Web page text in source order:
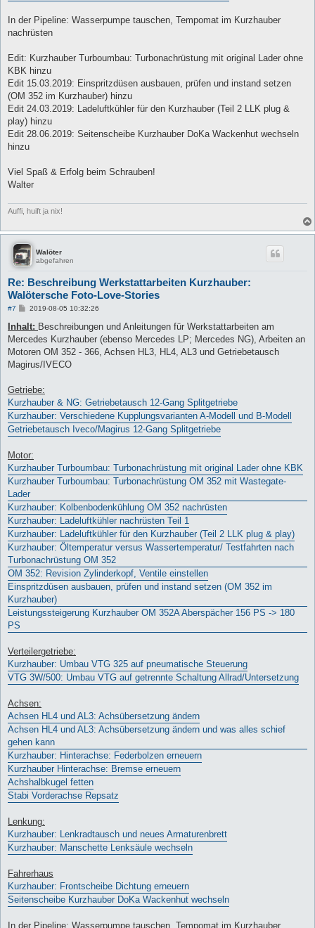
In der Pipeline: Wasserpumpe tauschen, Tempomat im Kurzhauber
nachrüsten
Edit: Kurzhauber Turboumbau: Turbonachrüstung mit original Lader ohne
KBK hinzu
Edit 15.03.2019: Einspritzdüsen ausbauen, prüfen und instand setzen
(OM 352 im Kurzhauber) hinzu
Edit 24.03.2019: Ladeluftkühler für den Kurzhauber (Teil 2 LLK plug &
play) hinzu
Edit 28.06.2019: Seitenscheibe Kurzhauber DoKa Wackenhut wechseln
hinzu
Viel Spaß & Erfolg beim Schrauben!
Walter
Auffi, huift ja nix!
Walöter
abgefahren
Re: Beschreibung Werkstattarbeiten Kurzhauber:
Walötersche Foto-Love-Stories
#7
B
i
t
r
a
2019-08-05 10:32:26
Inhalt: Beschreibungen und Anleitungen für Werkstattarbeiten am
Mercedes Kurzhauber (ebenso Mercedes LP; Mercedes NG), Arbeiten an
Motoren OM 352 - 366, Achsen HL3, HL4, AL3 und Getriebetausch
Magirus/IVECO
Getriebe:
Kurzhauber & NG: Getriebetausch 12-Gang Splitgetriebe
Kurzhauber: Verschiedene Kupplungsvarianten A-Modell und B-Modell
Getriebetausch Iveco/Magirus 12-Gang Splitgetriebe
Motor:
Kurzhauber Turboumbau: Turbonachrüstung mit original Lader ohne KBK
Kurzhauber Turboumbau: Turbonachrüstung OM 352 mit Wastegate-
Lader
Kurzhauber: Kolbenbodenkühlung OM 352 nachrüsten
Kurzhauber: Ladeluftkühler nachrüsten Teil 1
Kurzhauber: Ladeluftkühler für den Kurzhauber (Teil 2 LLK plug & play)
Kurzhauber: Öltemperatur versus Wassertemperatur/ Testfahrten nach
Turbonachrüstung OM 352
OM 352: Revision Zylinderkopf, Ventile einstellen
Einspritzdüsen ausbauen, prüfen und instand setzen (OM 352 im
Kurzhauber)
Leistungssteigerung Kurzhauber OM 352A Aberspächer 156 PS -> 180
PS
Verteilergetriebe:
Kurzhauber: Umbau VTG 325 auf pneumatische Steuerung
VTG 3W/500: Umbau VTG auf getrennte Schaltung Allrad/Untersetzung
Achsen:
Achsen HL4 und AL3: Achsübersetzung ändern
Achsen HL4 und AL3: Achsübersetzung ändern und was alles schief
gehen kann
Kurzhauber: Hinterachse: Federbolzen erneuern
Kurzhauber Hinterachse: Bremse erneuern
Achshalbkugel fetten
Stabi Vorderachse Repsatz
Lenkung:
Kurzhauber: Lenkradtausch und neues Armaturenbrett
Kurzhauber: Manschette Lenksäule wechseln
Fahrerhaus
Kurzhauber: Frontscheibe Dichtung erneuern
Seitenscheibe Kurzhauber DoKa Wackenhut wechseln
In der Pipeline: Wasserpumpe tauschen, Tempomat im Kurzhauber